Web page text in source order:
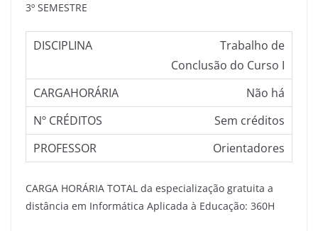
3º SEMESTRE
Trabalho de
Conclusão do Curso I
Não há
Sem créditos
Orientadores
CARGA HORÁRIA TOTAL da especialização gratuita a
distância em Informática Aplicada à Educação: 360H